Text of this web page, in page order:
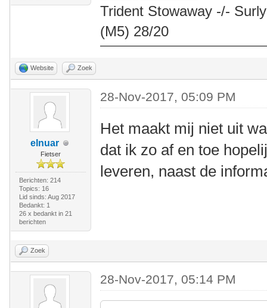
Trident Stowaway -/-
(M5) 28/20
Website Zoek
elnuar
Fietser
Berichten: 214
Topics: 16
Lid sinds: Aug 2017
Bedankt: 1
26 x bedankt in 21
berichten
28-Nov-2017, 05:09 PM
Het maakt mij niet uit
dat ik zo af en toe
leveren, naast de
Zoek
28-Nov-2017, 05:14 PM